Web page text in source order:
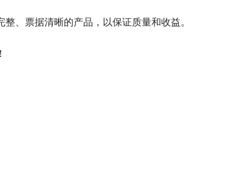
、票据清晰的产品，以保证质量和收益。